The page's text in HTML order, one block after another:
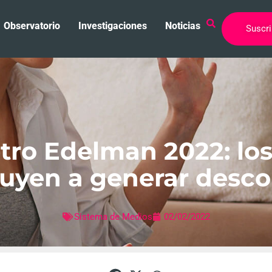
Observatorio Investigaciones Noticias
Edelman 2022:
a generar
Sistema de Medios 02/02/2022